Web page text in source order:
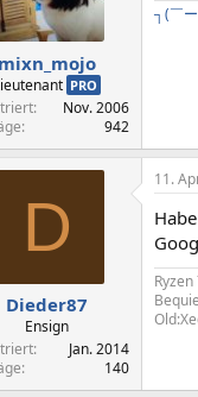
mixn_mojo
PRO
Nov. 2006
942
┐(￣
D
Dieder87
Ensign
Jan. 2014
140
11.